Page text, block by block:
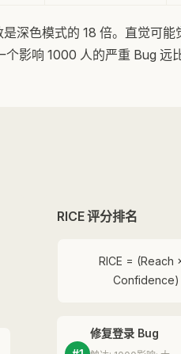
深色模式的 18 倍。直觉可
影响 1000 人的严重 Bug 远
RICE 评分排名
RICE = (Reach
Confidence)
修复登录 Bug